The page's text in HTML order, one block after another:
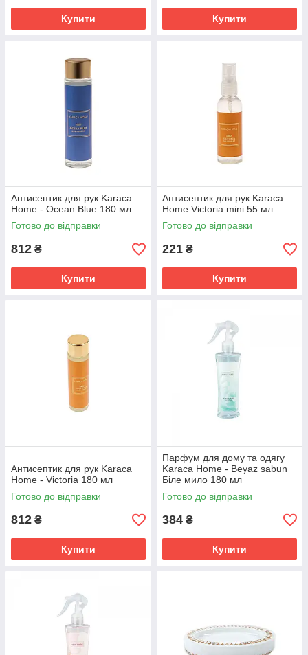
Купити Купити
Антисептик для рук Karaca
Home - Ocean Blue 180 мл
Готово до відправки
812 ₴
Купити
Антисептик для рук Karaca
Home Victoria mini 55 мл
Готово до відправки
221 ₴
Купити
Антисептик для рук Karaca
Home - Victoria 180 мл
Готово до відправки
812 ₴
Купити
Парфум для дому та одягу
Karaca Home - Beyaz sabun
Біле мило 180 мл
Готово до відправки
384 ₴
Купити